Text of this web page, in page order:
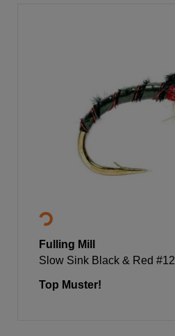
Fulling Mill
Slow Sink Black & Red #12
Top Muster!